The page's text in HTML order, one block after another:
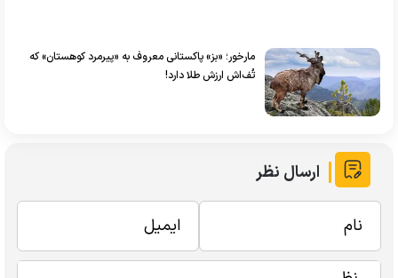
مارخور؛ «بز» پاکستانی معروف به «پیرمرد کوهستان» که
تُف‌اش ارزش طلا دارد!
ارسال نظر